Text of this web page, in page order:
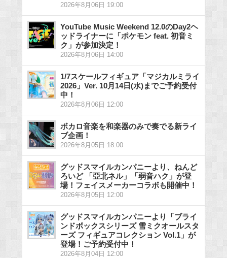
2026年8月06日 19:00
YouTube Music Weekend 12.0のDay2ヘ
ッドライナーに「ポケモン feat. 初音ミ
ク」が参加決定！
2026年8月06日 14:00
1/7スケールフィギュア「マジカルミライ
2026」Ver. 10月14日(水)までご予約受付
中！
2026年8月06日 12:00
ボカロ音楽を和楽器のみで奏でる新ライ
ブ企画！
2026年8月05日 18:00
グッドスマイルカンパニーより、ねんど
ろいど 「亞北ネル」「弱音ハク」が登
場！フェイスメーカーコラボも開催中！
2026年8月05日 12:00
グッドスマイルカンパニーより「ブライ
ンドボックスシリーズ 雪ミクオールスタ
ーズ フィギュアコレクション Vol.1」が
登場！ご予約受付中！
2026年8月04日 12:00